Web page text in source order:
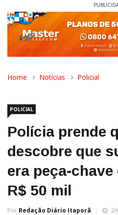
Home Notícias Policial
POLICIAL
Polícia prende
descobre que
era peça-
R$ 50 mil
Por Redação Diário Itaporã